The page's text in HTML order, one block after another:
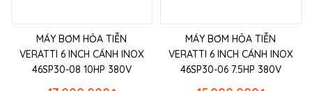
MÁY BƠM HỎA TIỄN
VERATTI 6 INCH CÁNH INOX
46SP30-08 10HP 380V
MÁY BƠM HỎA TIỄN
VERATTI 6 INCH CÁNH INOX
46SP30-06 7.5HP 380V